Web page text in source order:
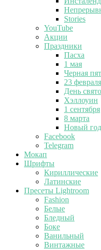
Stories
YouTube
Акции
Праздники
Пасха
1 мая
Черная
23 февраля
День
Хэллоуин
1 сентября
8 марта
Новый год
Facebook
Telegram
Мокап
Шрифты
Кириллические
Латинские
Пресеты Lightroom
Fashion
Белые
Бледный
Боке
Ванильный
Винтажные